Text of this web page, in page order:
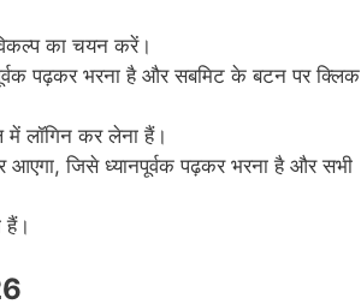
का चयन करें।
पढ़कर भरना है और सबमिट के बटन पर क्लिक
में लॉगिन कर लेना हैं।
जिसे ध्यानपूर्वक पढ़कर भरना है और सभी
हैं।